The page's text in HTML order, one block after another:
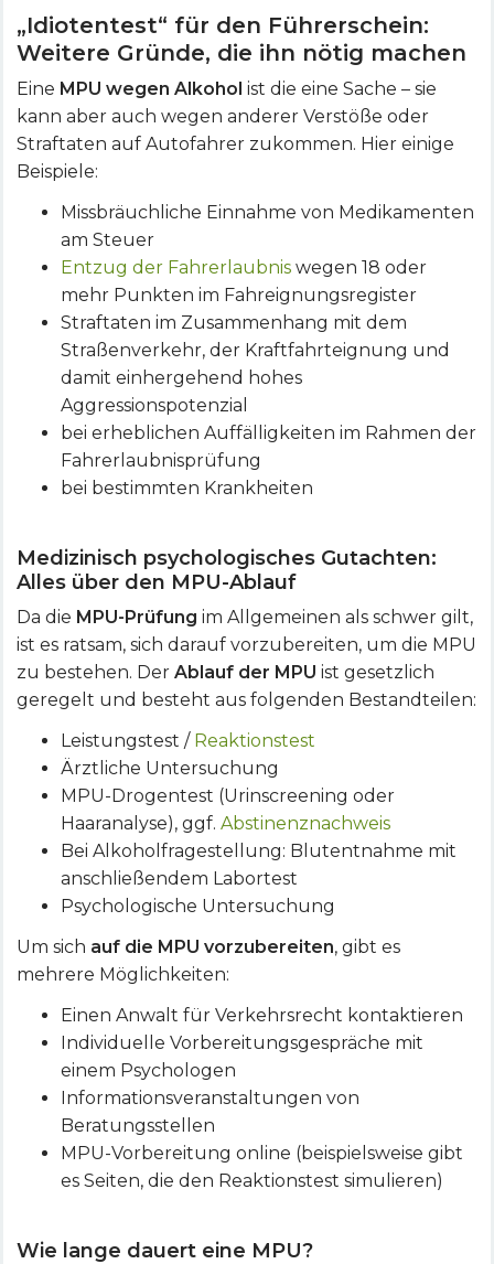
„Idiotentest“ für den Führerschein:
Weitere Gründe, die ihn nötig machen
Eine MPU wegen Alkohol ist die eine Sache – sie
kann aber auch wegen anderer Verstöße oder
Straftaten auf Autofahrer zukommen. Hier einige
Beispiele:
Missbräuchliche Einnahme von Medikamenten
am Steuer
Entzug der Fahrerlaubnis wegen 18 oder
mehr Punkten im Fahreignungsregister
Straftaten im Zusammenhang mit dem
Straßenverkehr, der Kraftfahrteignung und
damit einhergehend hohes
Aggressionspotenzial
bei erheblichen Auffälligkeiten im Rahmen der
Fahrerlaubnisprüfung
bei bestimmten Krankheiten
Medizinisch psychologisches Gutachten:
Alles über den MPU-Ablauf
Da die MPU-Prüfung im Allgemeinen als schwer gilt,
ist es ratsam, sich darauf vorzubereiten, um die MPU
zu bestehen. Der Ablauf der MPU ist gesetzlich
geregelt und besteht aus folgenden Bestandteilen:
Leistungstest / Reaktionstest
Ärztliche Untersuchung
MPU-Drogentest (Urinscreening oder
Haaranalyse), ggf. Abstinenznachweis
Bei Alkoholfragestellung: Blutentnahme mit
anschließendem Labortest
Psychologische Untersuchung
Um sich auf die MPU vorzubereiten, gibt es
mehrere Möglichkeiten:
Einen Anwalt für Verkehrsrecht kontaktieren
Individuelle Vorbereitungsgespräche mit
einem Psychologen
Informationsveranstaltungen von
Beratungsstellen
MPU-Vorbereitung online (beispielsweise gibt
es Seiten, die den Reaktionstest simulieren)
Wie lange dauert eine MPU?